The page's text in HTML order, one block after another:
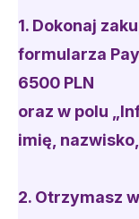
1. Dokonaj
formularza
6500 PLN
oraz w polu
imię,
2. Otrzymasz